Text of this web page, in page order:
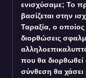
ενισχύσαμε; Το
βασίζεται στην
Ταραξία, ο οποίος
διορθώσεις
που θα διορθωθεί
σύνθεση θα χάσει